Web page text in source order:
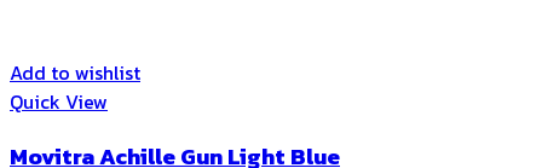
Add to wishlist
Quick View
Movitra Achille Gun Light Blue